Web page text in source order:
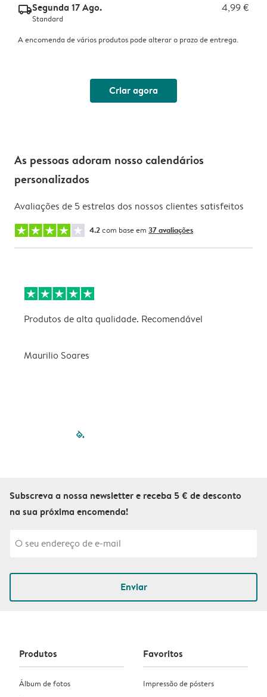
delivery_standard_v2Segunda 17 Ago. 4,99 €
Standard
A encomenda de vários produtos pode alterar o prazo de entrega.
Criar agora
As pessoas adoram nosso calendários
personalizados
Avaliações de 5 estrelas dos nossos clientes satisfeitos
4.2com base em 37 avaliações
Produtos de alta qualidade. Recomendável
Maurilio Soares
filled-pagination
Subscreva a nossa newsletter e receba 5 € de desconto
na sua próxima encomenda!
Enviar
Produtos
Álbum de fotos
Favoritos
Impressão de pósters